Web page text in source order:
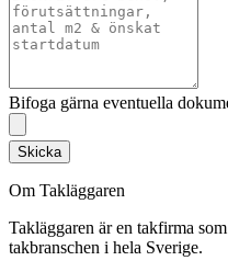
Bifoga gärna eventuella
Skicka
Om Takläggaren
Takläggaren är en takfirma
takbranschen i hela Sverige.